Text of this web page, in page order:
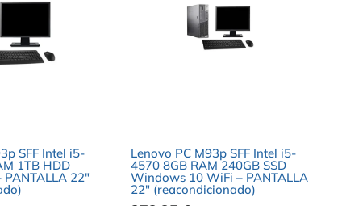
SFF Intel i5-
1TB HDD
22″
Lenovo PC M93p SFF Intel i5-
4570 8GB RAM 240GB SSD
Windows 10 WiFi – PANTALLA
22″ (reacondicionado)